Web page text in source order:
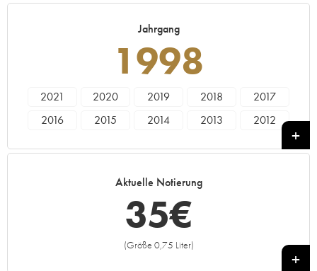
Jahrgang
1998
2021 2020 2019 2018
2017
2016
2015 2014 2013
2012
2000 1999 1998
1994
Aktuelle Notierung
35€
(Größe 0,75 Liter)
+